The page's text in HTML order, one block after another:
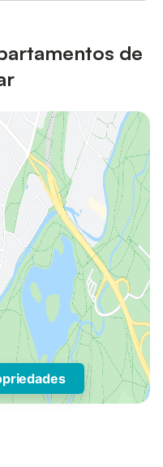
de